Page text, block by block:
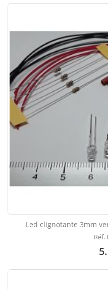
Led clignotante 3mm
Réf.